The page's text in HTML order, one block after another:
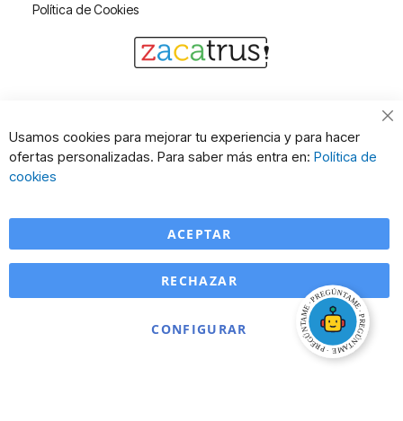
Política de Cookies
Usamos cookies para mejorar tu experiencia y para hacer
ofertas personalizadas. Para saber más entra en: Política de
cookies
ACEPTAR
CONFIGURAR
RECHAZAR